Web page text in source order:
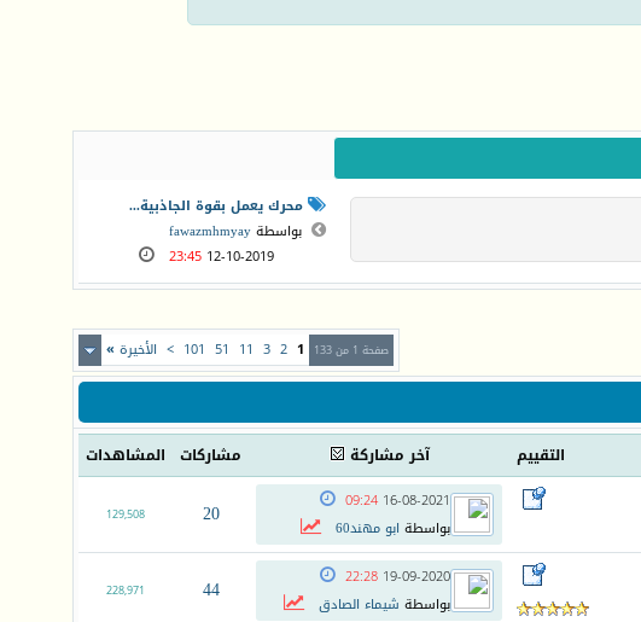
محرك يعمل بقوة الجاذبية...
بواسطةfawazmhmyay
12-10-2019
23:45
صفحة 1 من 133 1
2
3
11
51
101
> الأخيرة »
التقييم
آخر مشاركة مشاركات المشاهدات
16-08-2021
09:24
بواسطة ابو مهند60 20
129,508
19-09-2020
22:28
بواسطة شيماء الصادق 44
228,971